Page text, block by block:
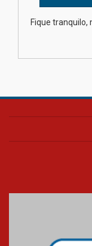
Fique tranquilo,